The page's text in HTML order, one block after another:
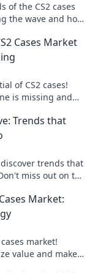
of the CS2 cases
the wave and how
Cases Market
of CS2 cases!
is missing and
Trends that
discover trends that
miss out on the
Market:
market!
value and make